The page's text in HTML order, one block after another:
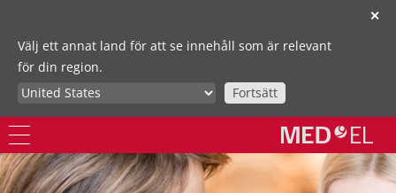
✕
Välj ett annat land för att se innehåll som är relevant
för din region.
Fortsätt